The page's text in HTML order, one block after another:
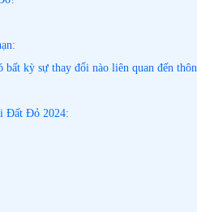
kỳ sự thay đổi nào liên quan đến
Đất Đỏ 2024: